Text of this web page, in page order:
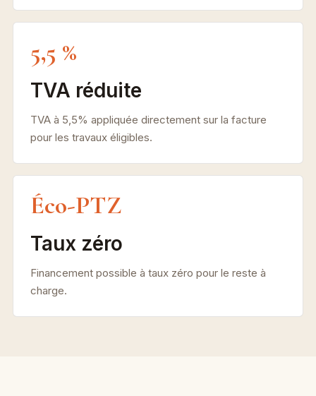
5,5 %
TVA réduite
TVA à 5,5% appliquée directement sur la facture
pour les travaux éligibles.
Éco-PTZ
Taux zéro
Financement possible à taux zéro pour le reste à
charge.